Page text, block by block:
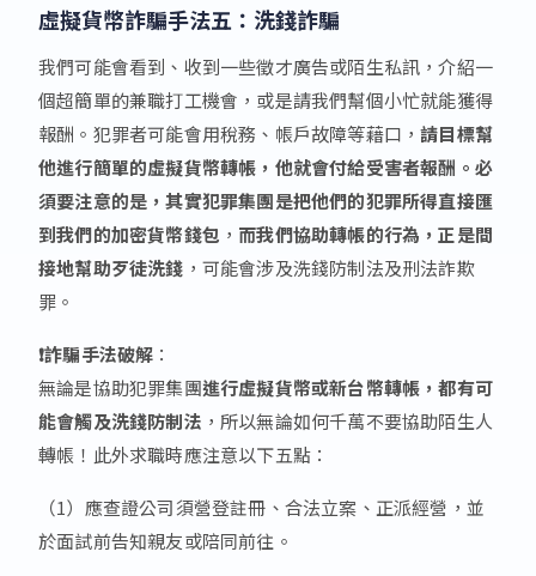
虛擬貨幣詐騙手法五 ：洗錢詐騙
我們可能會看到、收到一些徵才廣告或陌生私訊，介紹一
個超簡單的兼職打工機會，或是請我們幫個小忙就能獲得
報酬。犯罪者可能會用稅務、帳戶故障等藉口，請目標幫
他進行簡單的虛擬貨幣轉帳，他就會付給受害者報酬。必
須要注意的是，其實犯罪集團是把他們的犯罪所得直接匯
到我們的加密貨幣錢包 ， 而我們協助轉帳的行為，正是間
接地幫助歹徒洗錢 ，可能會涉及洗錢防制法及刑法詐欺
罪。
❗詐騙手法破解 ：
無論是協助犯罪集團進行虛擬貨幣或新台幣轉帳，都有可
能會觸及洗錢防制法 ，所以無論如何千萬不要協助陌生人
轉帳！此外求職時應注意以下五點：
（1）應查證公司須營登註冊、合法立案、正派經營，並
於面試前告知親友或陪同前往。